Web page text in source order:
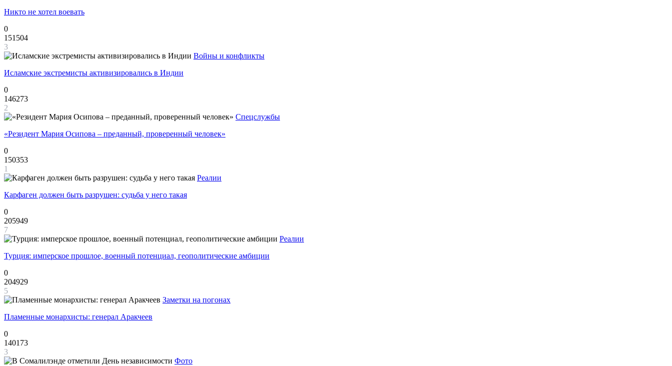
Никто не хотел воевать
0
151504
3
Войны и конфликты
Исламские экстремисты активизировались в Индии
0
146273
2
Спецслужбы
«Резидент Мария Осипова – преданный, проверенный человек»
0
150353
1
Реалии
Карфаген должен быть разрушен: судьба у него такая
0
205949
7
Реалии
Турция: имперское прошлое, военный потенциал, геополитические амбиции
0
204929
5
Заметки на погонах
Пламенные монархисты: генерал Аракчеев
0
140173
3
Фото